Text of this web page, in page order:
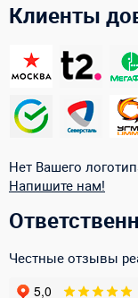
Клиенты
Нет Вашего
Напишите нам!
Честные отзывы